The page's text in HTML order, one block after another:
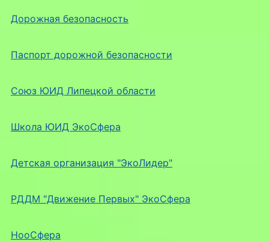
Дорожная безопасность
Паспорт дорожной безопасности
Союз ЮИД Липецкой области
Школа ЮИД ЭкоСфера
Детская организация "ЭкоЛидер"
РДДМ "Движение Первых" ЭкоСфера
НооСфера